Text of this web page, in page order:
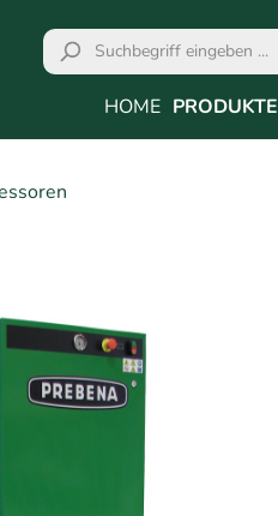
HOME PRODUKTE